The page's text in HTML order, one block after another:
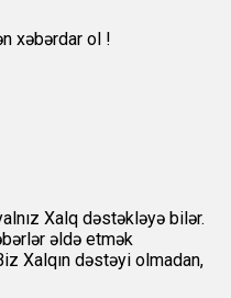
xəbərdar ol !
Xalq dəstəkləyə bilər.
əldə etmək
Xalqın dəstəyi olmadan,